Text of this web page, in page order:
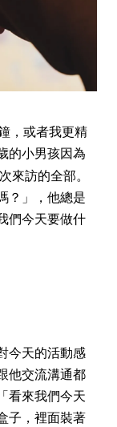
，或者我更精
的小男孩因為
來訪的全部。
？」，他總是
們今天要做什
今天的活動感
他交流溝通都
看來我們今天
子，裡面裝著